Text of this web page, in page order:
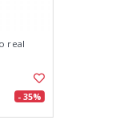
real
- 35%